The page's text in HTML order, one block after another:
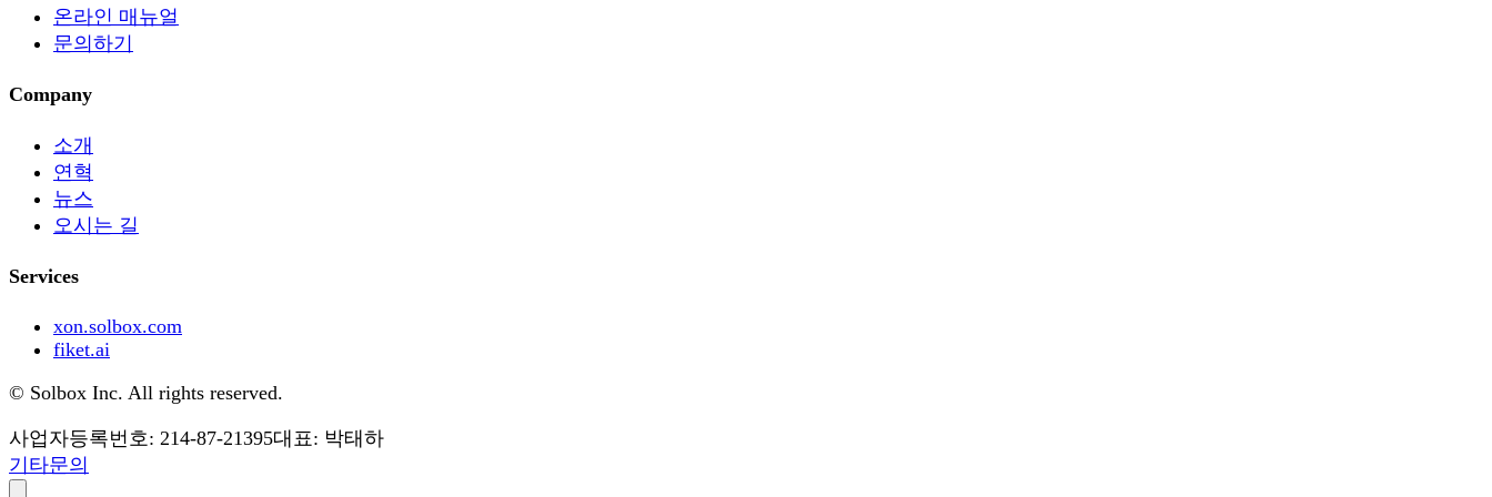
온라인 매뉴얼
문의하기
Company
소개
연혁
뉴스
오시는 길
Services
xon.solbox.com
fiket.ai
© Solbox Inc. All rights reserved.
사업자등록번호: 214-87-21395대표: 박태하
기타문의